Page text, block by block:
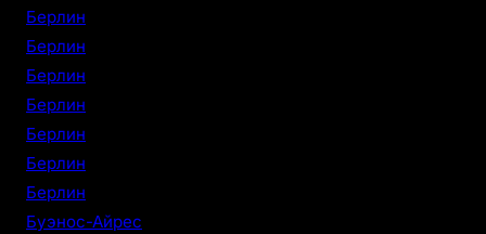
Берлин
Берлин
Берлин
Берлин
Берлин
Берлин
Берлин
Буэнос-Айрес